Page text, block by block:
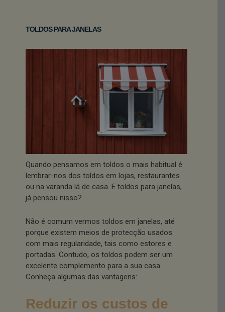
TOLDOS PARA JANELAS
Quando pensamos em toldos o mais habitual é
lembrar-nos dos toldos em lojas, restaurantes
ou na varanda lá de casa. E toldos para janelas,
já pensou nisso?
Não é comum vermos toldos em janelas, até
porque existem meios de protecção usados
com mais regularidade, tais como estores e
portadas. Contudo, os toldos podem ser um
excelente complemento para a sua casa.
Conheça algumas das vantagens:
Reduzir os custos de